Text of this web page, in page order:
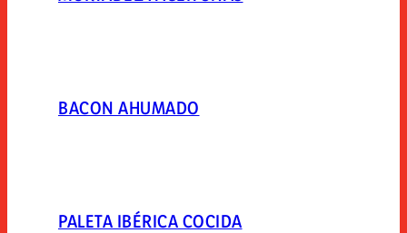
BACON AHUMADO
PALETA IBÉRICA COCIDA